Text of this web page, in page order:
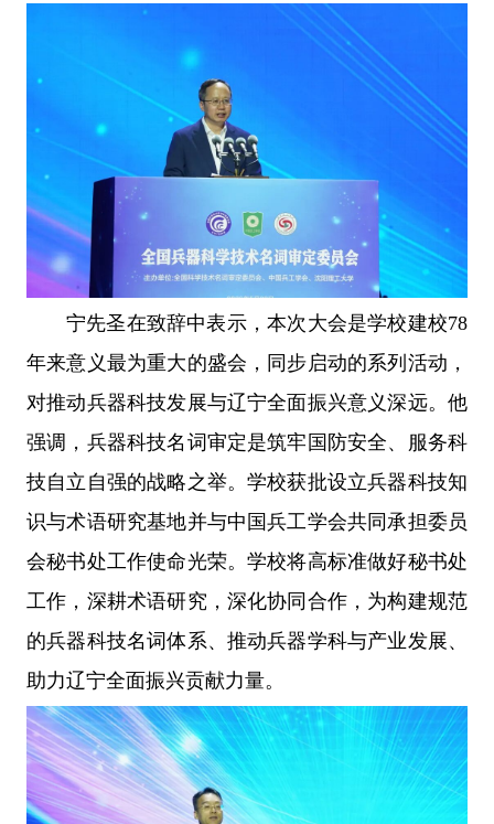
宁先圣在致辞中表示，本次大会是学校建校78
年来意义最为重大的盛会，同步启动的系列活动，
对推动兵器科技发展与辽宁全面振兴意义深远。他
强调，兵器科技名词审定是筑牢国防安全、服务科
技自立自强的战略之举。学校获批设立兵器科技知
识与术语研究基地并与中国兵工学会共同承担委员
会秘书处工作使命光荣。学校将高标准做好秘书处
工作，深耕术语研究，深化协同合作，为构建规范
的兵器科技名词体系、推动兵器学科与产业发展、
助力辽宁全面振兴贡献力量。